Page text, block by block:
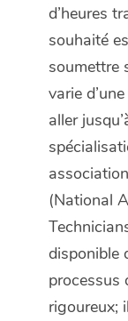
d’heures
souhaité
soumettre
varie
aller
(National
disponible
processus
rigoureux;